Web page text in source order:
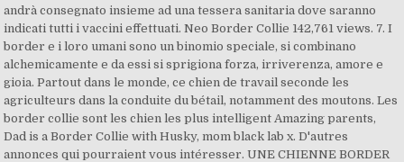
andrà consegnato insieme ad una tessera sanitaria dove saranno
indicati tutti i vaccini effettuati. Neo Border Collie 142,761 views. 7. I
border e i loro umani sono un binomio speciale, si combinano
alchemicamente e da essi si sprigiona forza, irriverenza, amore e
gioia. Partout dans le monde, ce chien de travail seconde les
agriculteurs dans la conduite du bétail, notamment des moutons. Les
border collie sont les chien les plus intelligent Amazing parents,
Dad is a Border Collie with Husky, mom black lab x. D'autres
annonces qui pourraient vous intéresser. UNE CHIENNE BORDER